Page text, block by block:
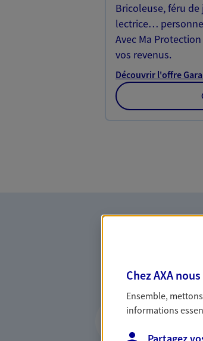
Bricoleuse, féru
lectrice…
Avec Ma
vos revenus.
Découvrir l'offre
Vous
Chez AXA
Ensemble,
informations